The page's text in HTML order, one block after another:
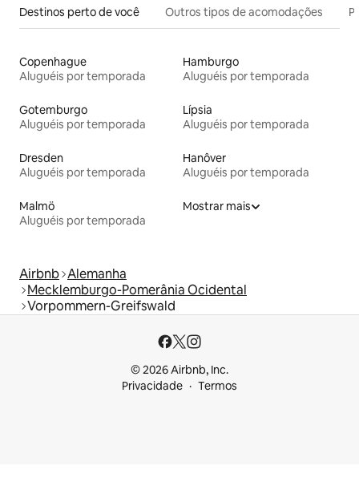
Destinos perto de você Outros tipos de acomodações
Copenhague
Aluguéis por temporada
Hamburgo
Aluguéis por temporada
Gotemburgo
Aluguéis por temporada
Lípsia
Aluguéis por temporada
Dresden
Aluguéis por temporada
Hanôver
Aluguéis por temporada
Malmö
Aluguéis por temporada
Mostrar mais
Airbnb Alemanha
Mecklemburgo-Pomerânia Ocidental
Vorpommern-Greifswald
© 2026 Airbnb, Inc.
Privacidade
Termos